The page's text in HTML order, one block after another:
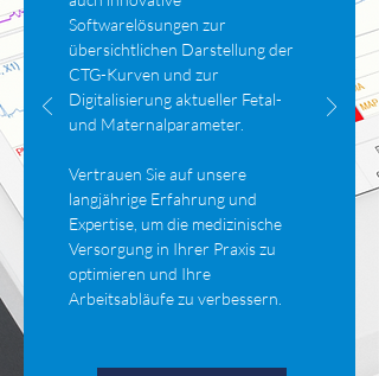
Softwarelösungen zur
übersichtlichen Darstellung der
CTG-Kurven und zur
Digitalisierung aktueller Fetal-
und Maternalparameter.
Vertrauen Sie auf unsere
langjährige Erfahrung und
Expertise, um die medizinische
Versorgung in Ihrer Praxis zu
optimieren und Ihre
Arbeitsabläufe zu verbessern.